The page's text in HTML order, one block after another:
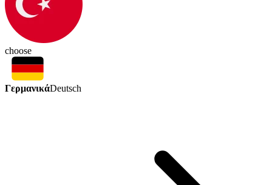
choose
ΓερμανικάDeutsch